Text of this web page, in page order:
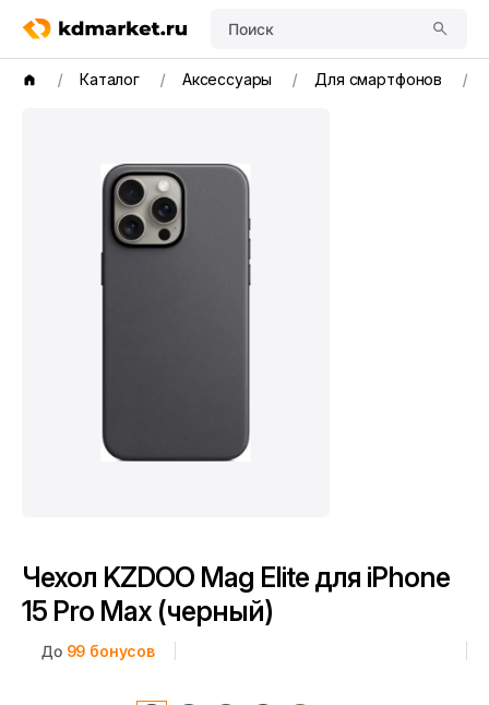
Поиск
Каталог Аксессуары Для смартфонов
Чехол KZDOO Mag Elite для iPhone
15 Pro Max (черный)
До 99 бонусов